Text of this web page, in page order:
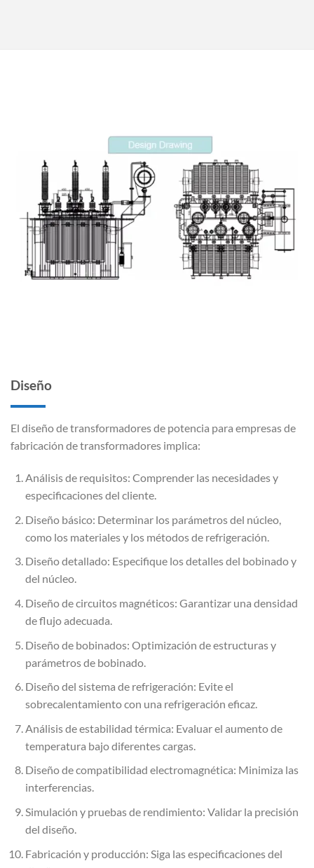
Diseño
El diseño de transformadores de potencia para empresas de
fabricación de transformadores implica:
Análisis de requisitos: Comprender las necesidades y
especificaciones del cliente.
Diseño básico: Determinar los parámetros del núcleo,
como los materiales y los métodos de refrigeración.
Diseño detallado: Especifique los detalles del bobinado y
del núcleo.
Diseño de circuitos magnéticos: Garantizar una densidad
de flujo adecuada.
Diseño de bobinados: Optimización de estructuras y
parámetros de bobinado.
Diseño del sistema de refrigeración: Evite el
sobrecalentamiento con una refrigeración eficaz.
Análisis de estabilidad térmica: Evaluar el aumento de
temperatura bajo diferentes cargas.
Diseño de compatibilidad electromagnética: Minimiza las
interferencias.
Simulación y pruebas de rendimiento: Validar la precisión
del diseño.
Fabricación y producción: Siga las especificaciones del